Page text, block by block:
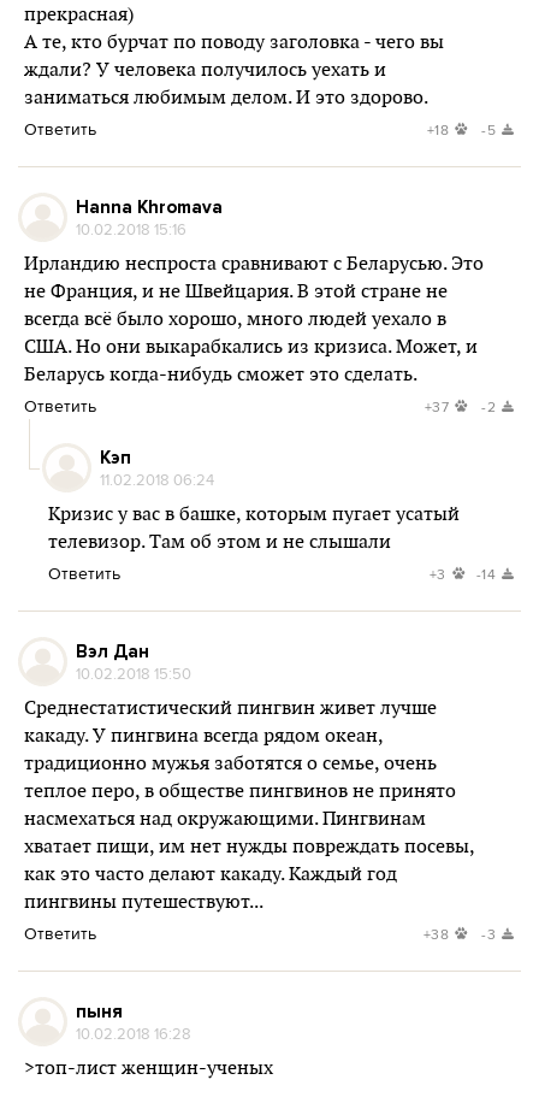
прекрасная)
А те, кто бурчат по поводу заголовка - чего вы
ждали? У человека получилось уехать и
заниматься любимым делом. И это здорово.
Ответить +18 -5
Hanna Khromava
10.02.2018 15:16
Ирландию неспроста сравнивают с Беларусью. Это
не Франция, и не Швейцария. В этой стране не
всегда всё было хорошо, много людей уехало в
США. Но они выкарабкались из кризиса. Может, и
Беларусь когда-нибудь сможет это сделать.
Ответить +37 -2
Кэп
11.02.2018 06:24
Кризис у вас в башке, которым пугает усатый
телевизор. Там об этом и не слышали
Ответить +3 -14
Вэл Дан
10.02.2018 15:50
Среднестатистический пингвин живет лучше
какаду. У пингвина всегда рядом океан,
традиционно мужья заботятся о семье, очень
теплое перо, в обществе пингвинов не принято
насмехаться над окружающими. Пингвинам
хватает пищи, им нет нужды повреждать посевы,
как это часто делают какаду. Каждый год
пингвины путешествуют...
Ответить +38 -3
пыня
10.02.2018 16:28
>топ-лист женщин-ученых